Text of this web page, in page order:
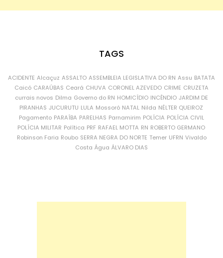
TAGS
ACIDENTE Alcaçuz ASSALTO ASSEMBLEIA LEGISLATIVA DO RN Assu BATATA
Caicó CARAÚBAS Ceará CHUVA CORONEL AZEVEDO CRIME CRUZETA
currais novos Dilma Governo do RN HOMICÍDIO INCÊNDIO JARDIM DE
PIRANHAS JUCURUTU LULA Mossoró NATAL Nilda NÉLTER QUEIROZ
Pagamento PARAÍBA PARELHAS Parnamirim POLÍCIA POLÍCIA CIVIL
POLÍCIA MILITAR Política PRF RAFAEL MOTTA RN ROBERTO GERMANO
Robinson Faria Roubo SERRA NEGRA DO NORTE Temer UFRN Vivaldo
Costa Água ÁLVARO DIAS